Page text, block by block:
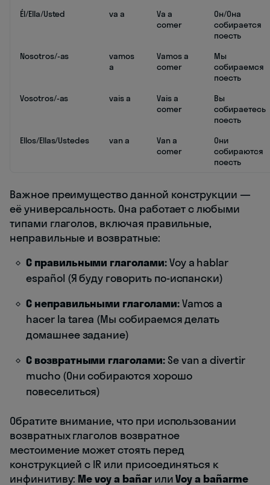
Él/Ella/Usted
va a
Va a
comer
Он/Она
собирается
поесть
Nosotros/-as
vamos
a
Vamos a
comer
Мы
собираемся
поесть
Vosotros/-as
vais a
Vais a
comer
Вы
собираетесь
поесть
Ellos/Ellas/Ustedes
van a
Van a
comer
Они
собираются
поесть
Важное преимущество данной конструкции —
её универсальность. Она работает с любыми
типами глаголов, включая правильные,
неправильные и возвратные:
С правильными глаголами:Voy a hablar
español (Я буду говорить по-испански)
С неправильными глаголами:Vamos a
hacer la tarea (Мы собираемся делать
домашнее задание)
С возвратными глаголами:Se van a divertir
mucho (Они собираются хорошо
повеселиться)
Обратите внимание, что при использовании
возвратных глаголов возвратное
местоимение может стоять перед
конструкцией с IR или присоединяться к
инфинитиву: Me voy a bañarилиVoy a bañarme